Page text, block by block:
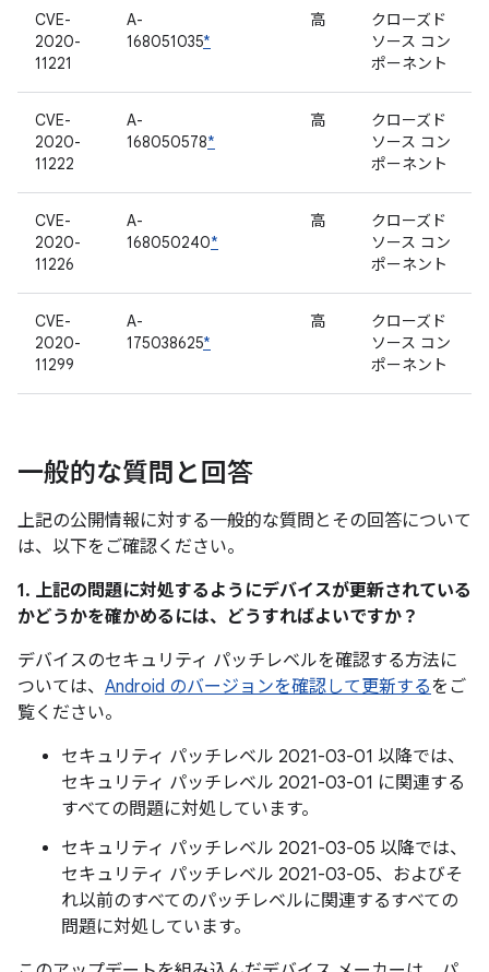
CVE-
2020-
11221
A-
168051035*
高
クローズド
ソース コン
ポーネント
CVE-
2020-
11222
A-
168050578*
高
クローズド
ソース コン
ポーネント
CVE-
2020-
11226
A-
168050240*
高
クローズド
ソース コン
ポーネント
CVE-
2020-
11299
A-
175038625*
高
クローズド
ソース コン
ポーネント
一般的な質問と回答
上記の公開情報に対する一般的な質問とその回答について
は、以下をご確認ください。
1. 上記の問題に対処するようにデバイスが更新されている
かどうかを確かめるには、どうすればよいですか？
デバイスのセキュリティ パッチレベルを確認する方法に
ついては、 Android のバージョンを確認して更新するをご
覧ください。
セキュリティ パッチレベル 2021-03-01 以降では、
セキュリティ パッチレベル 2021-03-01 に関連する
すべての問題に対処しています。
セキュリティ パッチレベル 2021-03-05 以降では、
セキュリティ パッチレベル 2021-03-05、およびそ
れ以前のすべてのパッチレベルに関連するすべての
問題に対処しています。